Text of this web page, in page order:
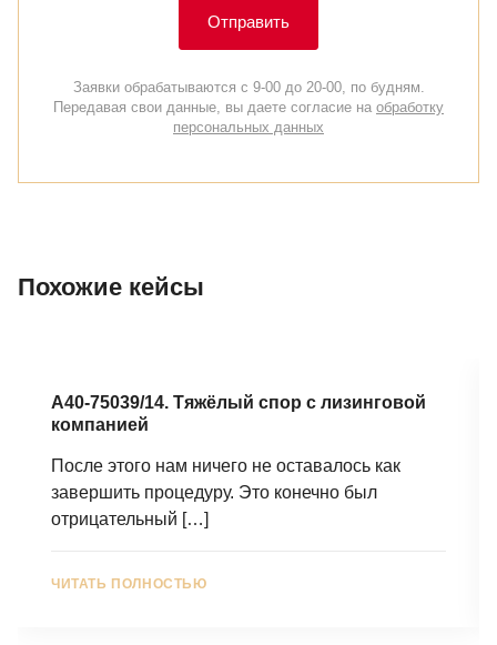
Отправить
Заявки обрабатываются с 9-00 до 20-00, по будням.
Передавая свои данные, вы даете согласие на обработку
персональных данных
Похожие кейсы
А40-75039/14. Тяжёлый спор с лизинговой
компанией
После этого нам ничего не оставалось как
завершить процедуру. Это конечно был
отрицательный […]
ЧИТАТЬ ПОЛНОСТЬЮ